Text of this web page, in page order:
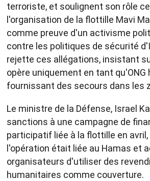
terroriste, et soulignent son rôle
l'organisation de la flottille Mavi
comme preuve d'un activisme
contre les politiques de sécurité
rejette ces allégations, insistant
opère uniquement en tant qu'ONG
fournissant des secours dans les
Le ministre de la Défense, Israel
sanctions à une campagne de
participatif liée à la flottille en
l'opération était liée au Hamas et
organisateurs d'utiliser des
humanitaires comme couverture.